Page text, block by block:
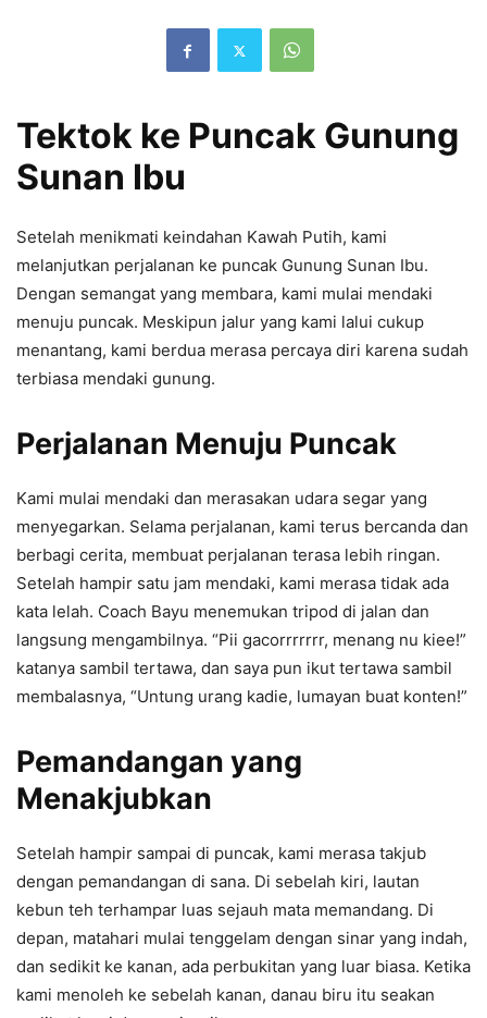
Tektok ke Puncak Gunung
Sunan Ibu
Setelah menikmati keindahan Kawah Putih, kami
melanjutkan perjalanan ke puncak Gunung Sunan Ibu.
Dengan semangat yang membara, kami mulai mendaki
menuju puncak. Meskipun jalur yang kami lalui cukup
menantang, kami berdua merasa percaya diri karena sudah
terbiasa mendaki gunung.
Perjalanan Menuju Puncak
Kami mulai mendaki dan merasakan udara segar yang
menyegarkan. Selama perjalanan, kami terus bercanda dan
berbagi cerita, membuat perjalanan terasa lebih ringan.
Setelah hampir satu jam mendaki, kami merasa tidak ada
kata lelah. Coach Bayu menemukan tripod di jalan dan
langsung mengambilnya. “Pii gacorrrrrrr, menang nu kiee!”
katanya sambil tertawa, dan saya pun ikut tertawa sambil
membalasnya, “Untung urang kadie, lumayan buat konten!”
Pemandangan yang
Menakjubkan
Setelah hampir sampai di puncak, kami merasa takjub
dengan pemandangan di sana. Di sebelah kiri, lautan
kebun teh terhampar luas sejauh mata memandang. Di
depan, matahari mulai tenggelam dengan sinar yang indah,
dan sedikit ke kanan, ada perbukitan yang luar biasa. Ketika
kami menoleh ke sebelah kanan, danau biru itu seakan